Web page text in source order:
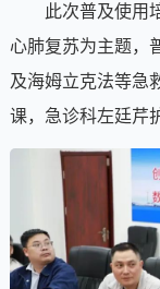
此次普及使用
心肺复苏为主题，
及海姆立克法等急
课，急诊科左廷芹